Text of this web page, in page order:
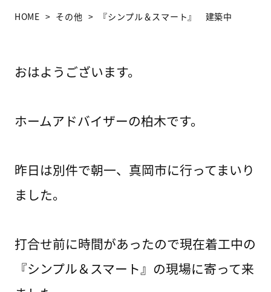
HOME その他 『シンプル＆スマート』 建築中
おはようございます。
ホームアドバイザーの柏木です。
昨日は別件で朝一、真岡市に行ってまいり
ました。
打合せ前に時間があったので現在着工中の
『シンプル＆スマート』の現場に寄って来